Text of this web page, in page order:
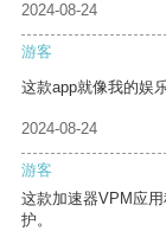
2024-08-24
游客
这款app就像我的娱
2024-08-24
游客
这款加速器VPM应
护。